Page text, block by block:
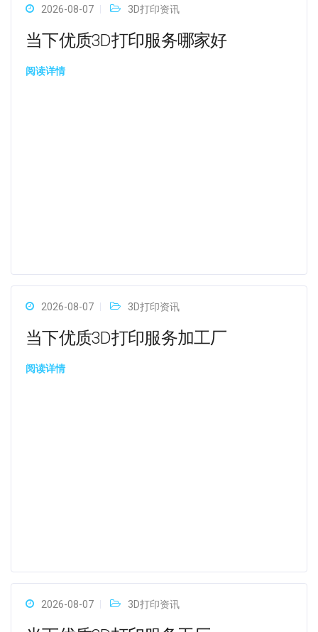
2026-08-07 3D打印资讯
当下优质3D打印服务哪家好
阅读详情
2026-08-07 3D打印资讯
当下优质3D打印服务加工厂
阅读详情
2026-08-07 3D打印资讯